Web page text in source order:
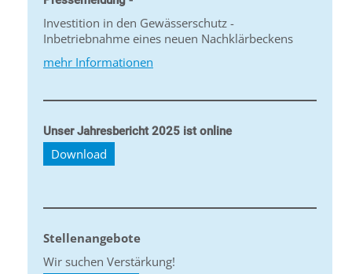
Investition in den Gewässerschutz -
Inbetriebnahme eines neuen Nachklärbeckens
mehr Informationen
Unser Jahresbericht 2025 ist online
Download
Stellenangebote
Wir suchen Verstärkung!